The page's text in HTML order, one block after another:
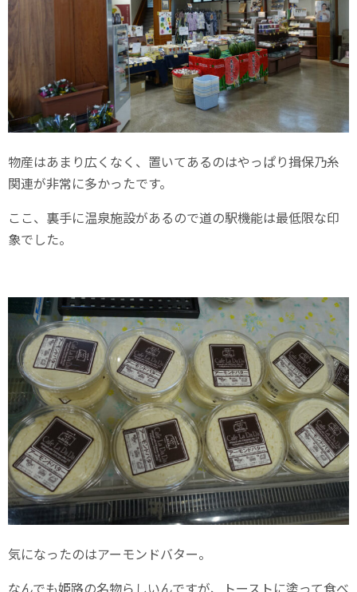
物産はあまり広くなく、置いてあるのはやっぱり揖保乃糸
関連が非常に多かったです。
ここ、裏手に温泉施設があるので道の駅機能は最低限な印
象でした。
気になったのはアーモンドバター。